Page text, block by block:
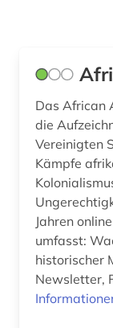
Europa
GUS (17)
Das African
die
Vereinigten
Kämpfe
Jahren online zur
umfasst: Wachsendes Online-Archiv
historischer
Newsletter,